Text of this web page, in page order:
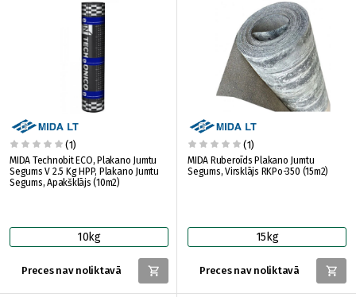
(1)
MIDA Technobit ECO, Plakano Jumtu
Segums V 2.5 Kg HPP, Plakano Jumtu
Segums, Apakšklājs (10m2)
10kg
Preces nav noliktavā
(1)
MIDA Ruberoīds Plakano Jumtu
Segums, Virsklājs RKPo-350 (15m2)
15kg
Preces nav noliktavā